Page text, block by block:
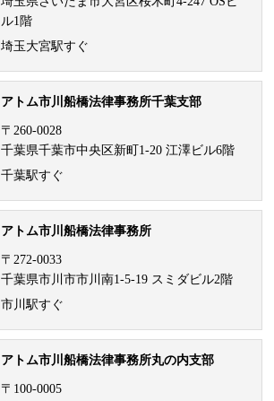
ル1階
埼玉大宮駅すぐ
アトム市川船橋法律事務所千葉支部
〒260-0028
千葉県千葉市中央区新町1-20 江澤ビル6階
千葉駅すぐ
アトム市川船橋法律事務所
〒272-0033
千葉県市川市市川南1-5-19 スミダビル2階
市川駅すぐ
アトム市川船橋法律事務所丸の内支部
〒100-0005